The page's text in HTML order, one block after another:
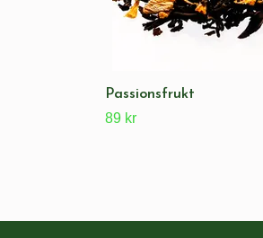
Passionsfrukt
89 kr